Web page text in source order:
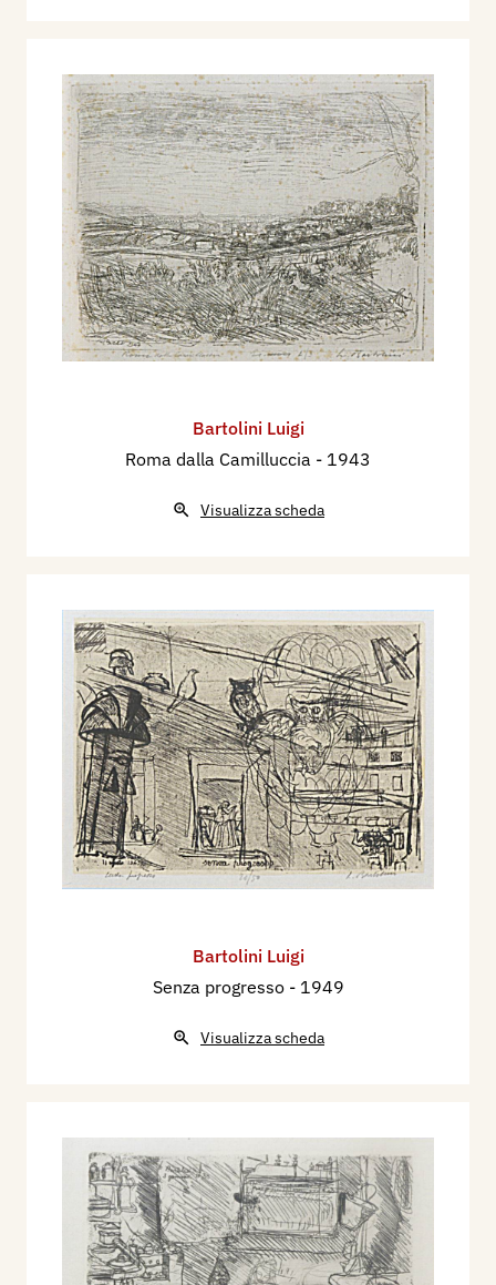
Bartolini Luigi
Roma dalla Camilluccia - 1943
Visualizza scheda
Bartolini Luigi
Senza progresso - 1949
Visualizza scheda